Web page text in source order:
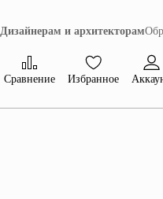
Дизайнерам и архитекторам
Сравнение Избранное